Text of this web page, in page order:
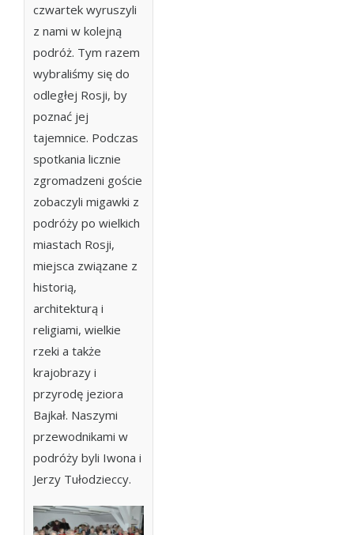
czwartek wyruszyli
z nami w kolejną
podróż. Tym razem
wybraliśmy się do
odległej Rosji, by
poznać jej
tajemnice. Podczas
spotkania licznie
zgromadzeni goście
zobaczyli migawki z
podróży po wielkich
miastach Rosji,
miejsca związane z
historią,
architekturą i
religiami, wielkie
rzeki a także
krajobrazy i
przyrodę jeziora
Bajkał. Naszymi
przewodnikami w
podróży byli Iwona i
Jerzy Tułodzieccy.